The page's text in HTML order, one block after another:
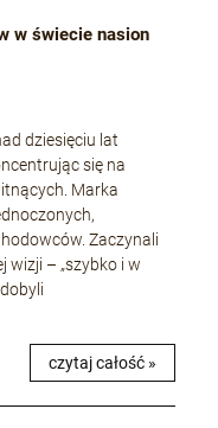
w świecie nasion
dziesięciu lat
się na
Marka
Zaczynali
wizji – „szybko i w
czytaj całość »